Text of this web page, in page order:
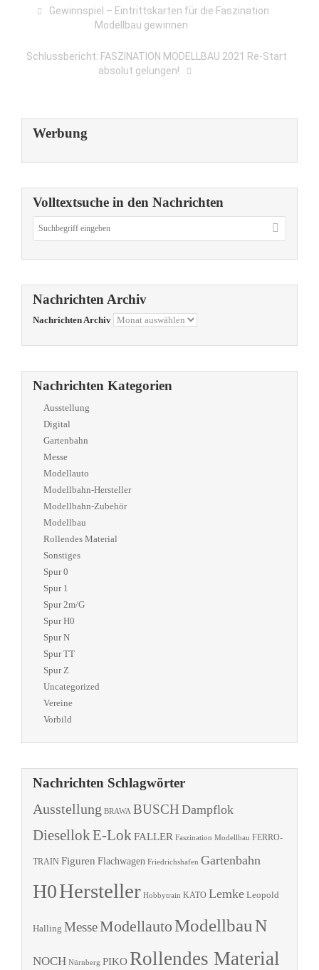
Gewinnspiel – Eintrittskarten für die Faszination
Modellbau gewinnen
Schlussbericht: FASZINATION MODELLBAU 2021 Re-Start
absolut gelungen!
Werbung
Volltextsuche in den Nachrichten
Nachrichten Archiv
Nachrichten Archiv
Nachrichten Kategorien
Ausstellung
Digital
Gartenbahn
Messe
Modellauto
Modellbahn-Hersteller
Modellbahn-Zubehör
Modellbau
Rollendes Material
Sonstiges
Spur 0
Spur 1
Spur 2m/G
Spur H0
Spur N
Spur TT
Spur Z
Uncategorized
Vereine
Vorbild
Nachrichten Schlagwörter
Ausstellung BRAWA BUSCH Dampflok
DiesellokE-LokFALLER Faszination Modellbau FERRO-
TRAIN Figuren Flachwagen Friedrichshafen Gartenbahn
H0Hersteller Hobbytrain KATO Lemke Leopold
Halling MesseModellautoModellbauN
NOCH Nürnberg PIKO Rollendes Material